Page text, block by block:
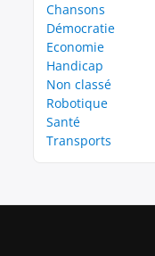
Chansons
Démocratie
Economie
Handicap
Non classé
Robotique
Santé
Transports